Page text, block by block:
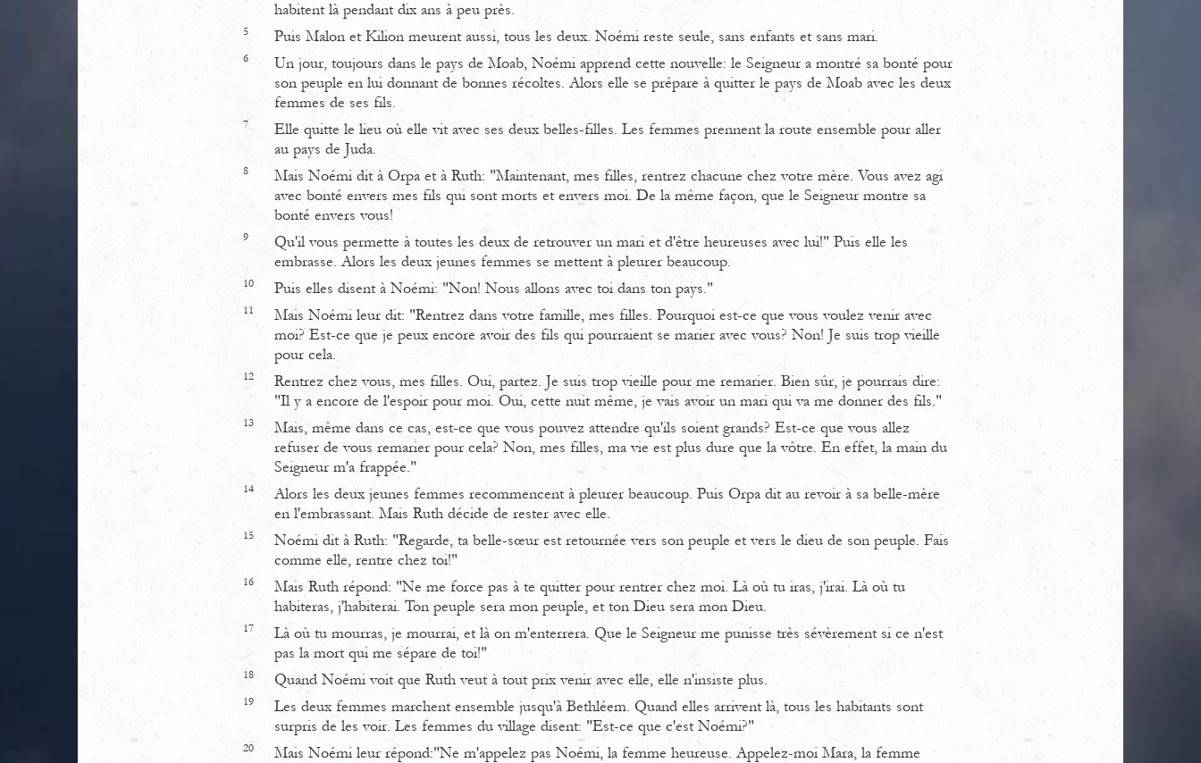
habitent là pendant dix ans à peu près.
5 Puis Malon et Kilion meurent aussi, tous les deux. Noémi reste seule, sans enfants et sans mari.
6
Un jour, toujours dans le pays de Moab, Noémi apprend cette nouvelle: le Seigneur a montré sa bonté pour
son peuple en lui donnant de bonnes récoltes. Alors elle se prépare à quitter le pays de Moab avec les deux
femmes de ses fils.
7
Elle quitte le lieu où elle vit avec ses deux belles-filles. Les femmes prennent la route ensemble pour aller
au pays de Juda.
8
Mais Noémi dit à Orpa et à Ruth: "Maintenant, mes filles, rentrez chacune chez votre mère. Vous avez agi
avec bonté envers mes fils qui sont morts et envers moi. De la même façon, que le Seigneur montre sa
bonté envers vous!
9
Qu'il vous permette à toutes les deux de retrouver un mari et d'être heureuses avec lui!" Puis elle les
embrasse. Alors les deux jeunes femmes se mettent à pleurer beaucoup.
10 Puis elles disent à Noémi: "Non! Nous allons avec toi dans ton pays."
11
Mais Noémi leur dit: "Rentrez dans votre famille, mes filles. Pourquoi est-ce que vous voulez venir avec
moi? Est-ce que je peux encore avoir des fils qui pourraient se marier avec vous? Non! Je suis trop vieille
pour cela.
12
Rentrez chez vous, mes filles. Oui, partez. Je suis trop vieille pour me remarier. Bien sûr, je pourrais dire:
"Il y a encore de l'espoir pour moi. Oui, cette nuit même, je vais avoir un mari qui va me donner des fils."
13
Mais, même dans ce cas, est-ce que vous pouvez attendre qu'ils soient grands? Est-ce que vous allez
refuser de vous remarier pour cela? Non, mes filles, ma vie est plus dure que la vôtre. En effet, la main du
Seigneur m'a frappée."
14
Alors les deux jeunes femmes recommencent à pleurer beaucoup. Puis Orpa dit au revoir à sa belle-mère
en l'embrassant. Mais Ruth décide de rester avec elle.
15
Noémi dit à Ruth: "Regarde, ta belle-sœur est retournée vers son peuple et vers le dieu de son peuple. Fais
comme elle, rentre chez toi!"
16
Mais Ruth répond: "Ne me force pas à te quitter pour rentrer chez moi. Là où tu iras, j'irai. Là où tu
habiteras, j'habiterai. Ton peuple sera mon peuple, et ton Dieu sera mon Dieu.
17
Là où tu mourras, je mourrai, et là on m'enterrera. Que le Seigneur me punisse très sévèrement si ce n'est
pas la mort qui me sépare de toi!"
18 Quand Noémi voit que Ruth veut à tout prix venir avec elle, elle n'insiste plus.
19
Les deux femmes marchent ensemble jusqu'à Bethléem. Quand elles arrivent là, tous les habitants sont
surpris de les voir. Les femmes du village disent: "Est-ce que c'est Noémi?"
20
Mais Noémi leur répond:"Ne m'appelez pas Noémi, la femme heureuse. Appelez-moi Mara, la femme